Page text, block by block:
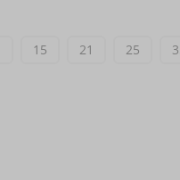
15 21 25